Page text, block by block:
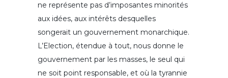
ne représente pas d’imposantes minorités
aux idées, aux intérêts desquelles
songerait un gouvernement monarchique.
L’Election, étendue à tout, nous donne le
gouvernement par les masses, le seul qui
ne soit point responsable, et où la tyrannie